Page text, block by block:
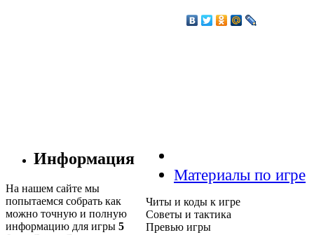
Информация
На нашем сайте мы
попытаемся собрать как
можно точную и полную
информацию для игры 5
Материалы по игре
Читы и коды к игре
Советы и тактика
Превью игры